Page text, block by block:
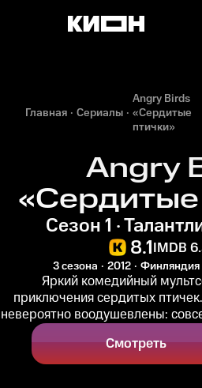
Главная Сериалы
Angry Birds
«Сердитые
птички»
Angry
«Сердитые
Сезон 1 ·
8.1IMDB
3 сезона 2012 Финляндия
Яркий комедийный
приключения сердитых
невероятно воодушевлены:
пополнение. Ну а
Смотреть